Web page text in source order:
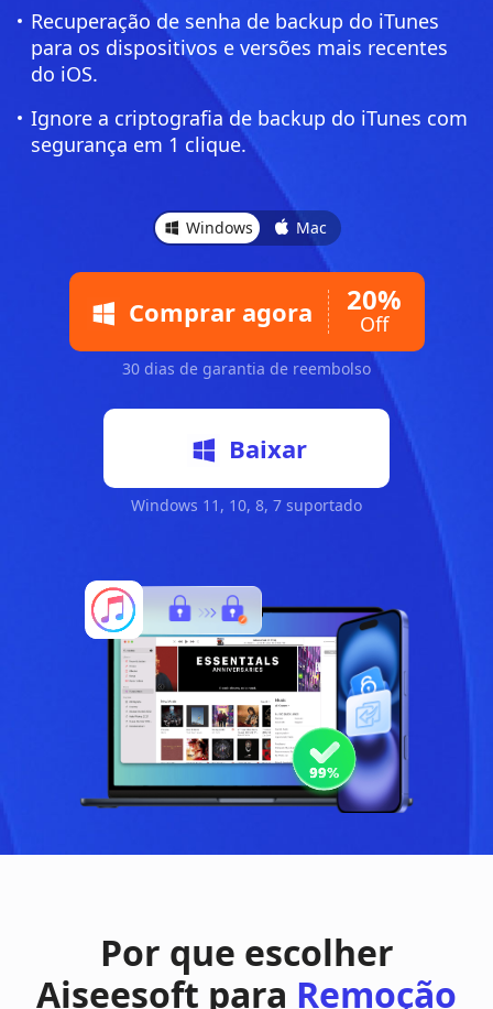
Recuperação de senha de backup do iTunes
para os dispositivos e versões mais recentes
do iOS.
Ignore a criptografia de backup do iTunes com
segurança em 1 clique.
Windows Mac
Comprar agora 20%
Off
30 dias de garantia de reembolso
Baixar
Windows 11, 10, 8, 7 suportado
Por que escolher
Aiseesoft para Remoção